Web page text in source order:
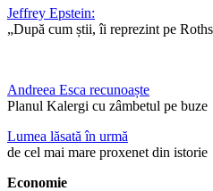
Jeffrey Epstein:
„După cum știi, îi reprezint pe
Andreea Esca recunoaște
Planul Kalergi cu zâmbetul pe buze
Lumea lăsată în urmă
de cel mai mare proxenet din istorie
Economie